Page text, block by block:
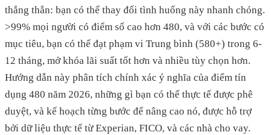
thẳng thắn: bạn có thể thay đổi tình huống này nhanh chóng.
>99% mọi người có điểm số cao hơn 480, và với các bước có
mục tiêu, bạn có thể đạt phạm vi Trung bình (580+) trong 6-
12 tháng, mở khóa lãi suất tốt hơn và nhiều tùy chọn hơn.
Hướng dẫn này phân tích chính xác ý nghĩa của điểm tín
dụng 480 năm 2026, những gì bạn có thể thực tế được phê
duyệt, và kế hoạch từng bước để nâng cao nó, được hỗ trợ
bởi dữ liệu thực tế từ Experian, FICO, và các nhà cho vay.